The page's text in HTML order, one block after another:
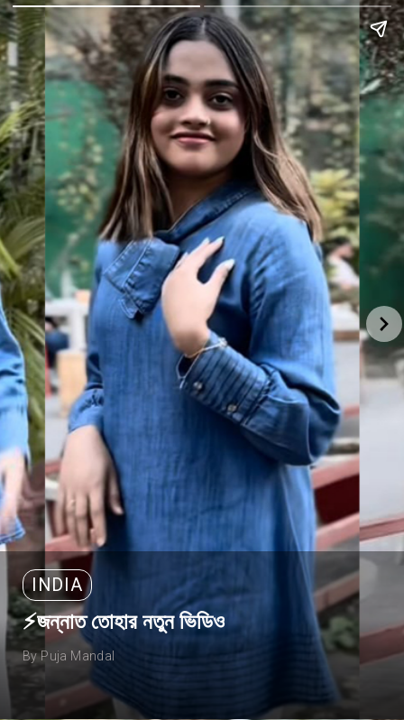
INDIA
⚡জন্নাত তোহার নতুন ভিডিও
By Puja Mandal